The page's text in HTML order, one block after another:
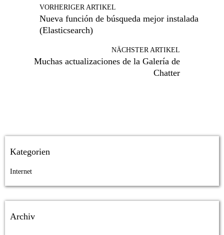
VORHERIGER ARTIKEL
Nueva función de búsqueda mejor instalada
(Elasticsearch)
NÄCHSTER ARTIKEL
Muchas actualizaciones de la Galería de
Chatter
Kategorien
Internet
Archiv